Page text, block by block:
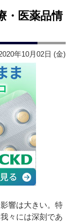
・医薬品情
年10月02日 (金)
響は大きい。特
々には深刻であ